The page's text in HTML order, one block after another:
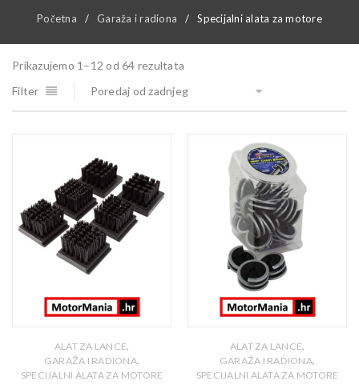
Početna / Garaža i radiona / Specijalni alata za motore
Prikazujemo 1–12 od 64 rezultata
Filter
Poredaj od zadnjeg
ALAT ZA LANCE,
GARAŽA I RADIONA,
SPECIJALNI ALATA ZA MOTORE
ALAT ZA LANCE,
GARAŽA I RADIONA,
SPECIJALNI ALATA ZA MOTORE